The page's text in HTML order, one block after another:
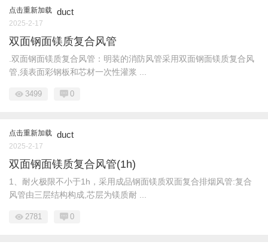
点击重新加载 duct
2025-2-17
双面钢面镁质复合风管
.双面钢面镁质复合风管：明装的消防风管采用双面钢面镁质复合风
管,须表面彩钢板和芯材一次性灌浆 ...
3499 0
点击重新加载 duct
2025-2-17
双面钢面镁质复合风管(1h)
1、耐火极限不小于1h，采用成品钢面镁质双面复合排烟风管:复合
风管由三层结构构成,芯层为镁质耐 ...
2781 0